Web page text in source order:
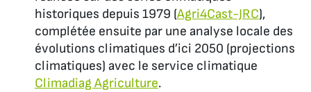
historiques depuis 1979 (Agri4Cast-JRC),
complétée ensuite par une analyse locale des
évolutions climatiques d’ici 2050 (projections
climatiques) avec le service climatique
Climadiag Agriculture.